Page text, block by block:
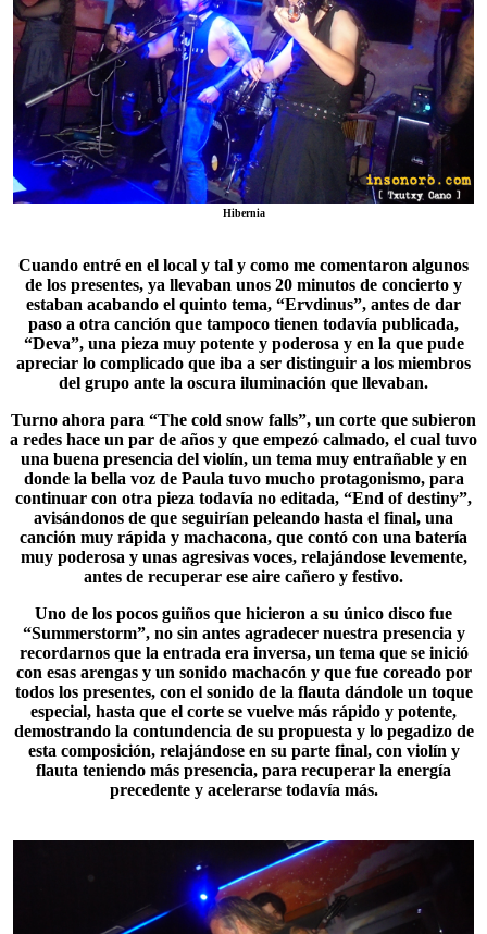
Hibernia
Cuando entré en el local y tal y como me comentaron algunos
de los presentes, ya llevaban unos 20 minutos de concierto y
estaban acabando el quinto tema, “Ervdinus”, antes de dar
paso a otra canción que tampoco tienen todavía publicada,
“Deva”, una pieza muy potente y poderosa y en la que pude
apreciar lo complicado que iba a ser distinguir a los miembros
del grupo ante la oscura iluminación que llevaban.
Turno ahora para “The cold snow falls”, un corte que subieron
a redes hace un par de años y que empezó calmado, el cual tuvo
una buena presencia del violín, un tema muy entrañable y en
donde la bella voz de Paula tuvo mucho protagonismo, para
continuar con otra pieza todavía no editada, “End of destiny”,
avisándonos de que seguirían peleando hasta el final, una
canción muy rápida y machacona, que contó con una batería
muy poderosa y unas agresivas voces, relajándose levemente,
antes de recuperar ese aire cañero y festivo.
Uno de los pocos guiños que hicieron a su único disco fue
“Summerstorm”, no sin antes agradecer nuestra presencia y
recordarnos que la entrada era inversa, un tema que se inició
con esas arengas y un sonido machacón y que fue coreado por
todos los presentes, con el sonido de la flauta dándole un toque
especial, hasta que el corte se vuelve más rápido y potente,
demostrando la contundencia de su propuesta y lo pegadizo de
esta composición, relajándose en su parte final, con violín y
flauta teniendo más presencia, para recuperar la energía
precedente y acelerarse todavía más.